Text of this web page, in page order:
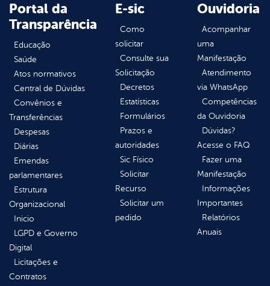
Portal da
Transparência
Educação
Saúde
Atos normativos
Central de Dúvidas
Convênios e
Transferências
Despesas
Diárias
Emendas
parlamentares
Estrutura
Organizacional
Inicio
LGPD e Governo
Digital
Licitações e
Contratos
E-sic
Como
solicitar
Consulte sua
Solicitação
Decretos
Estatísticas
Formulários
Prazos e
autoridades
Sic Físico
Solicitar
Recurso
Solicitar um
pedido
Ouvidoria
Acompanhar
uma
Manifestação
Atendimento
via WhatsApp
Competências
da Ouvidoria
Dúvidas?
Acesse o FAQ
Fazer uma
Manifestação
Informações
Importantes
Relatórios
Anuais